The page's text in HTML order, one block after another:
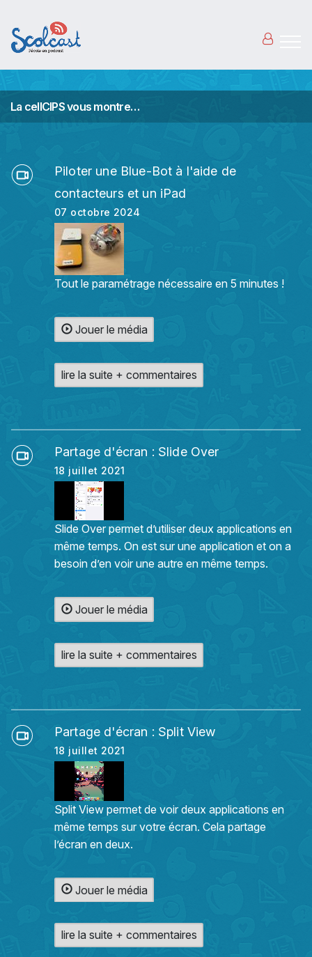
La cellCIPS vous montre…
Piloter une Blue-Bot à l'aide de
contacteurs et un iPad
07 octobre 2024
Tout le paramétrage nécessaire en 5 minutes !
Jouer le média
lire la suite + commentaires
Partage d'écran : Slide Over
18 juillet 2021
Slide Over permet d’utiliser deux applications en
même temps. On est sur une application et on a
besoin d’en voir une autre en même temps.
Jouer le média
lire la suite + commentaires
Partage d'écran : Split View
18 juillet 2021
Split View permet de voir deux applications en
même temps sur votre écran. Cela partage
l’écran en deux.
Jouer le média
lire la suite + commentaires